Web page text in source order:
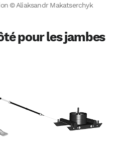
© Aliaksandr Makatserchyk
pour les jambes